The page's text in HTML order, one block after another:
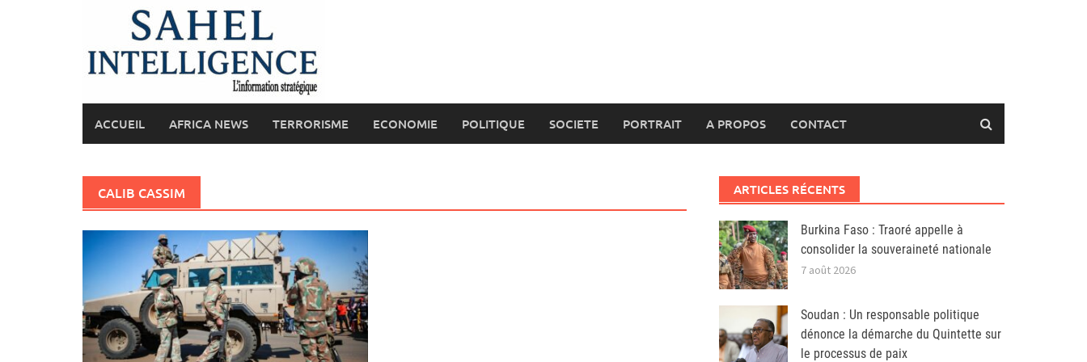
ACCUEIL AFRICA NEWS TERRORISME ECONOMIE POLITIQUE SOCIETE PORTRAIT A PROPOS CONTACT
CALIB CASSIM ARTICLES RÉCENTS
Burkina Faso : Traoré appelle à
consolider la souveraineté nationale
7 août 2026
Soudan : Un responsable politique
dénonce la démarche du Quintette sur
le processus de paix